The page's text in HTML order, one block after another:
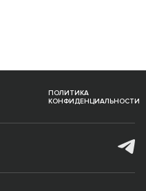
ПОЛИТИКА
КОНФИДЕНЦИАЛЬНОСТИ